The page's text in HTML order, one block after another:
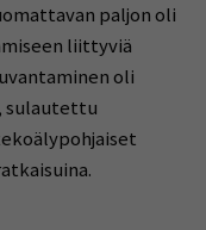
paljon oli
liittyviä
oli
sulautettu